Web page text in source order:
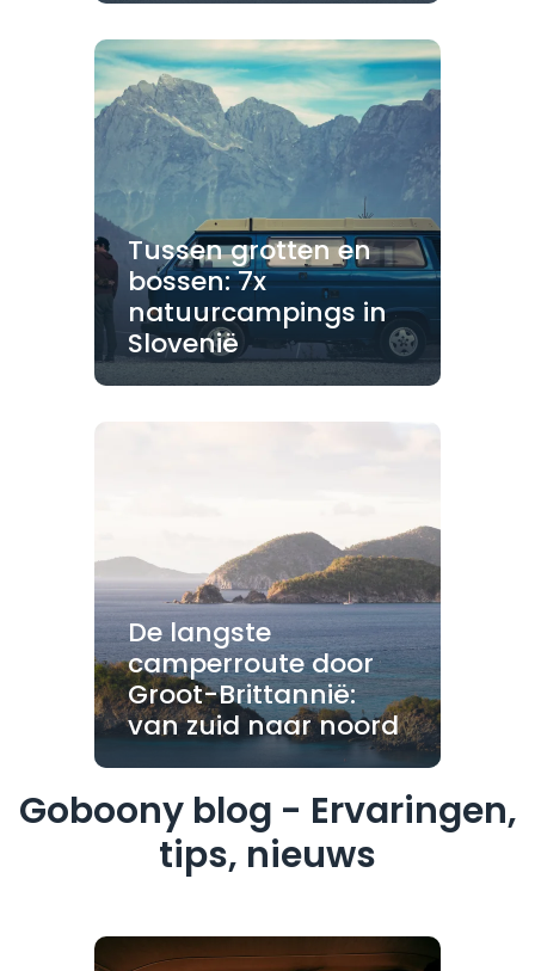
Tussen grotten en
bossen: 7x
natuurcampings in
Slovenië
De langste
camperroute door
Groot-Brittannië:
van zuid naar noord
Goboony blog - Ervaringen,
tips, nieuws